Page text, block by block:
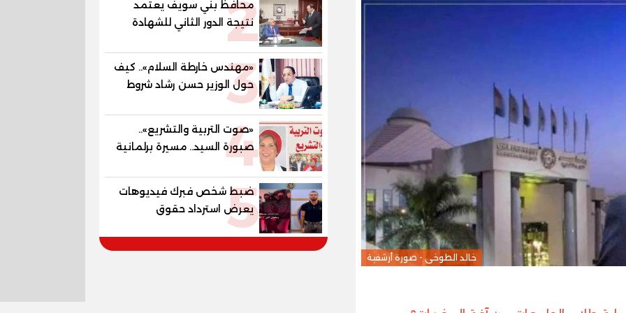
خالد الطوخى - صورة أرشفية
المستقبل
2
محافظ بني سويف يعتمد
نتيجة الدور الثاني للشهادة
الإعدادية العامة بنسبة
79.9% نظامي ...و69.55%
منازل.. و70.56% للمهنية ..
و100% للصُم وضعاف السمع3
«مهندس خارطة السلام».. كيف
حول الوزير حسن رشاد شروط
الحرب المعقدة إلى "خارطة
طريق" للانسحاب والإعمار؟
4
«صوت التربية والتشريع»..
صبورة السيد.. مسيرة برلمانية
وتربوية تجمع بين تشريع
القوانين وصناعة الأجيال لبناء
الإنسان المصري
5
ضبط شخص فبرك فيديوهات
يعرض استرداد حقوق
المواطنين بالقوة